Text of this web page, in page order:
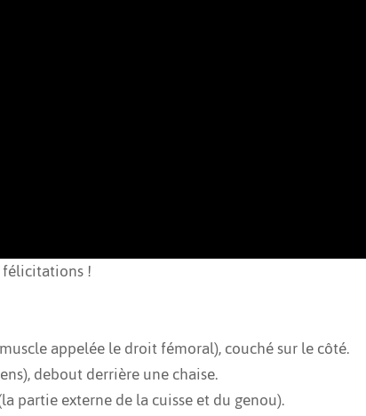
!
appelée le droit fémoral), couché sur le côté.
debout derrière une chaise.
partie externe de la cuisse et du genou).